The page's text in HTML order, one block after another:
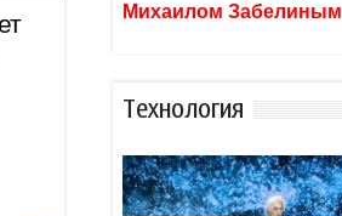
Михаилом Забелиным
Тexнoлoгия